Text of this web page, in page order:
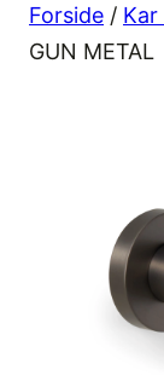
Forside / Kar
GUN METAL